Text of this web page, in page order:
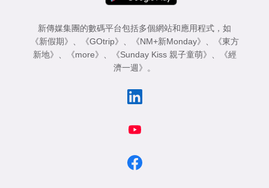
新傳媒集團的數碼平台包括多個網站和應用程式，如
《新假期》
《GOtrip》 《NM+新Monday》
《東方
新地》
《more》 《Sunday Kiss 親子童萌》
《經
濟一週》
。